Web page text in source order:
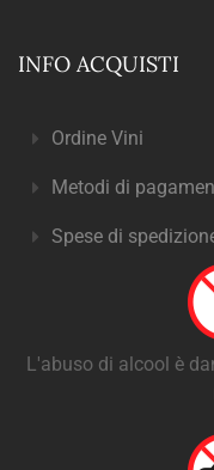
INFO ACQUISTI
Ordine Vini
Metodi di
Spese di
L'abuso di alcool è